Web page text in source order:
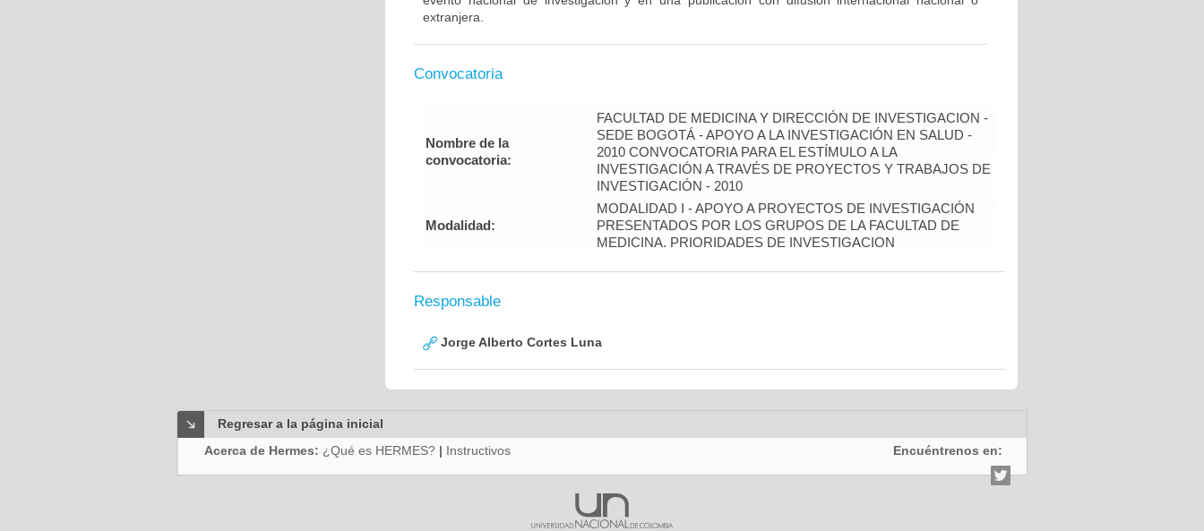
extranjera.
Convocatoria
Nombre de la
convocatoria:
FACULTAD DE MEDICINA Y DIRECCIÓN DE INVESTIGACION -
SEDE BOGOTÁ - APOYO A LA INVESTIGACIÓN EN SALUD -
2010 CONVOCATORIA PARA EL ESTÍMULO A LA
INVESTIGACIÓN A TRAVÉS DE PROYECTOS Y TRABAJOS DE
INVESTIGACIÓN - 2010
Modalidad:
MODALIDAD I - APOYO A PROYECTOS DE INVESTIGACIÓN
PRESENTADOS POR LOS GRUPOS DE LA FACULTAD DE
MEDICINA. PRIORIDADES DE INVESTIGACION
Responsable
Jorge Alberto Cortes Luna
Regresar a la página inicial
Acerca de Hermes: ¿Qué es HERMES? | Instructivos Encuéntrenos en: